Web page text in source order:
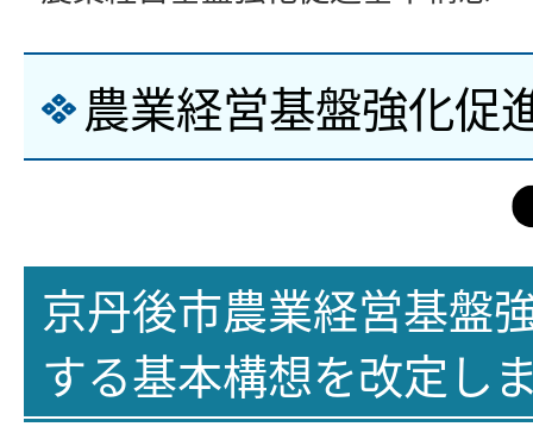
農業経営基盤強化促
京丹後市農業経営基盤
する基本構想を改定し